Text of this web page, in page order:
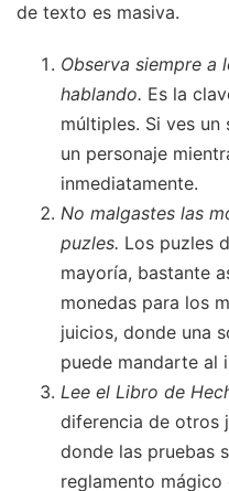
de texto es masiva.
Observa siempre a
hablando. Es la
múltiples. Si ves
un personaje
inmediatamente.
No malgastes las
puzles. Los puzles
mayoría, bastante
monedas para los
juicios, donde una
puede mandarte al
Lee el Libro de
diferencia de otros
donde las pruebas
reglamento mágico